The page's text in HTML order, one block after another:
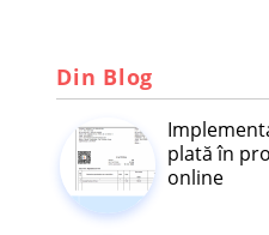
Din Blog
plată în
online